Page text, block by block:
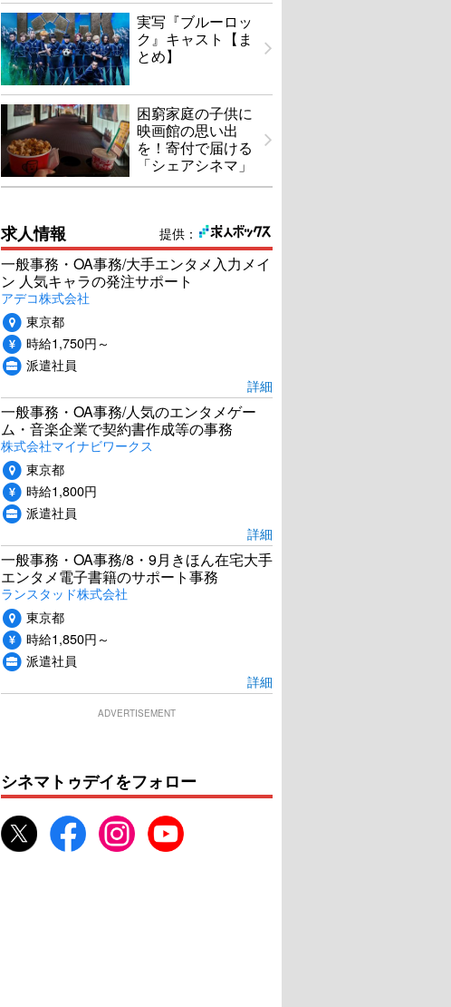
実写『ブルーロッ
ク』キャスト【ま
とめ】
困窮家庭の子供に
映画館の思い出
を！寄付で届ける
「シェアシネマ」
提供：
求人情報
一般事務・OA事務/大手エンタメ入力メイ
ン 人気キャラの発注サポート
アデコ株式会社
東京都
時給1,750円～
派遣社員
詳細
一般事務・OA事務/人気のエンタメゲー
ム・音楽企業で契約書作成等の事務
株式会社マイナビワークス
東京都
時給1,800円
派遣社員
詳細
一般事務・OA事務/8・9月きほん在宅大手
エンタメ電子書籍のサポート事務
ランスタッド株式会社
東京都
時給1,850円～
派遣社員
詳細
ADVERTISEMENT
シネマトゥデイをフォロー